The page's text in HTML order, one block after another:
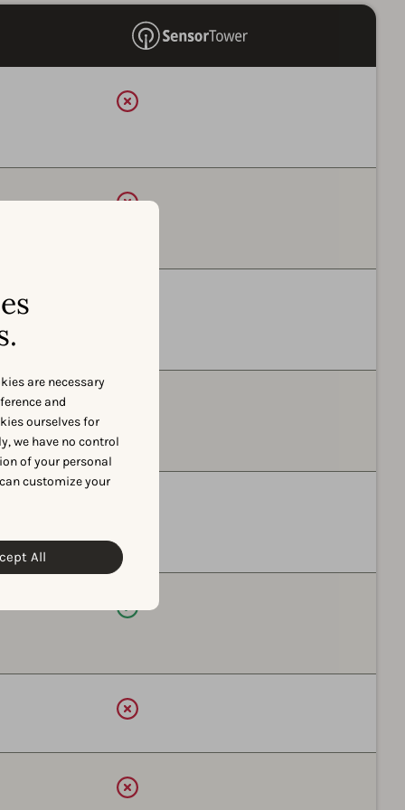
are necessary
and
ourselves for
we have no control
of your personal
customize your
All
可用
可用
可用
可用